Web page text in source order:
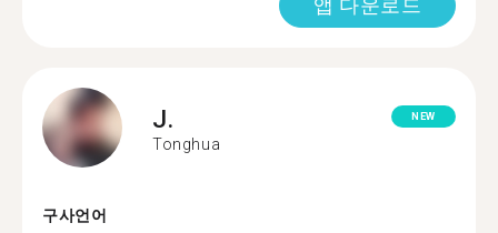
J.
Tonghua
NEW
구사언어